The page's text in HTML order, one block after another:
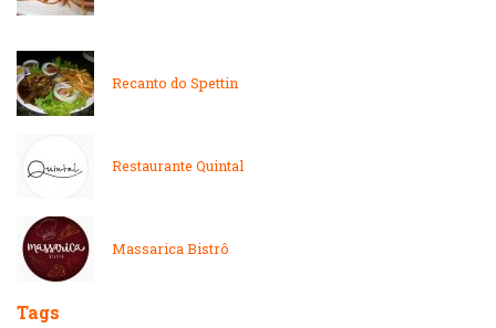
Lanchonetes
Peixes e Frutos do Mar
Pizzarias
Recanto do Spettin
Restaurante Quintal
Massarica Bistrô
Tags